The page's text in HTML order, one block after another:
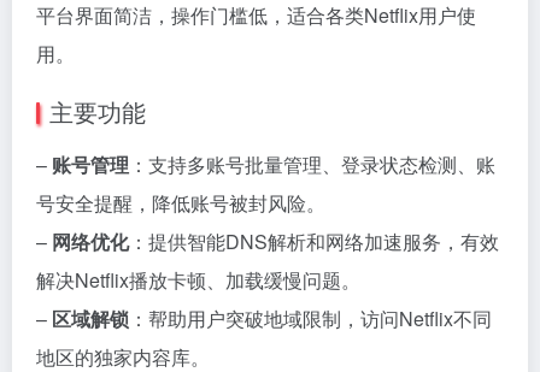
平台界面简洁，操作门槛低，适合各类Netflix用户使
用。
主要功能
– 账号管理 ：支持多账号批量管理、登录状态检测、账
号安全提醒，降低账号被封风险。
– 网络优化：提供智能DNS解析和网络加速服务，有效
解决Netflix播放卡顿、加载缓慢问题。
– 区域解锁 ：帮助用户突破地域限制，访问Netflix不同
地区的独家内容库。